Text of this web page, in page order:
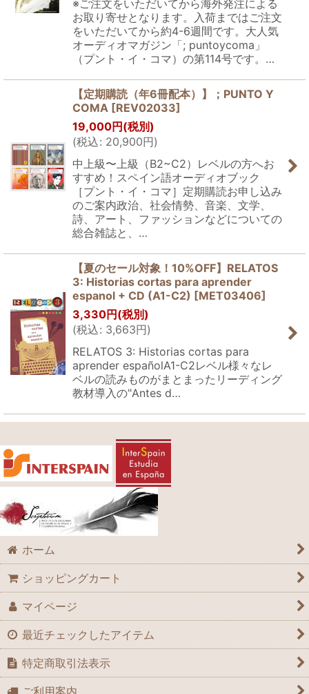
※ご注文をいただいてから海外発注による
お取り寄せとなります。入荷まではご注文
をいただいてから約4-6週間です。大人気
オーディオマガジン「; puntoycoma」
（プント・イ・コマ）の第114号です。…
【定期購読（年6冊配本）】；PUNTO Y
COMA [REV02033]
19,000円(税別)
(税込: 20,900円)
中上級〜上級（B2~C2）レベルの方へお
すすめ！スペイン語オーディオブック
［プント・イ・コマ］定期購読お申し込み
のご案内政治、社会情勢、音楽、文学、
詩、アート、ファッションなどについての
総合雑誌と、…
【夏のセール対象！10%OFF】RELATOS
3: Historias cortas para aprender
espanol + CD (A1-C2) [MET03406]
3,330円(税別)
(税込: 3,663円)
RELATOS 3: Historias cortas para
aprender españolA1-C2レベル様々なレ
ベルの読みものがまとまったリーディング
教材導入の"Antes d…
ホーム
ショッピングカート
マイページ
最近チェックしたアイテム
特定商取引法表示
ご利用案内